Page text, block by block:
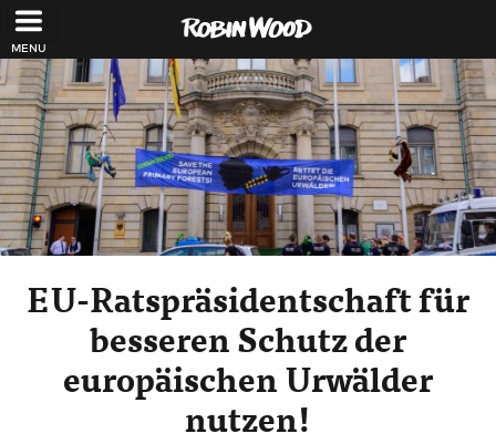
Direkt zum Inhalt
EU-Ratspräsidentschaft für
besseren Schutz der
europäischen Urwälder
nutzen!